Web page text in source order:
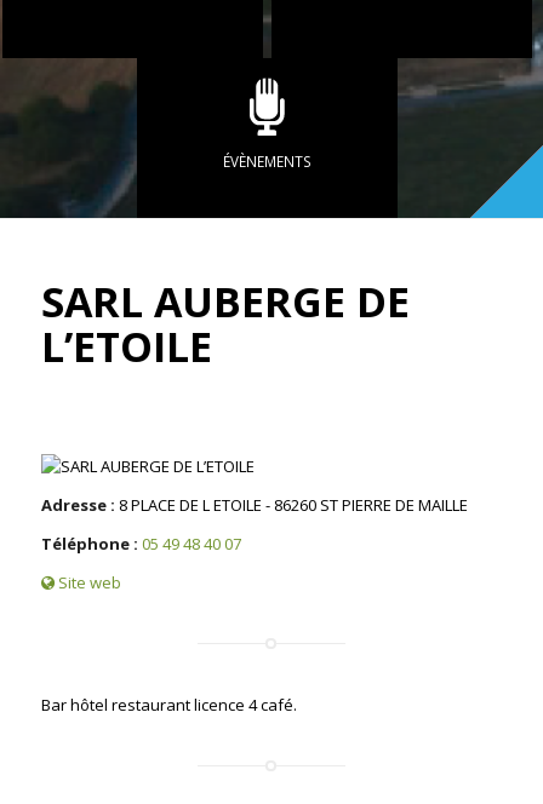
ÉVÈNEMENTS
SARL AUBERGE DE
L’ETOILE
Adresse : 8 PLACE DE L ETOILE - 86260 ST PIERRE DE MAILLE
Téléphone : 05 49 48 40 07
Site web
Bar hôtel restaurant licence 4 café.